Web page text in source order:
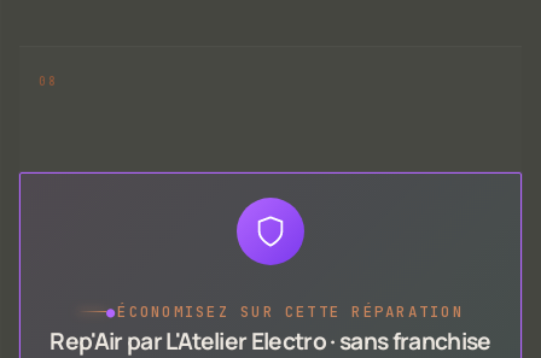
●ÉCONOMISEZ SUR CETTE RÉPARATION
Rep'Air par L'Atelier Electro · sans franchise